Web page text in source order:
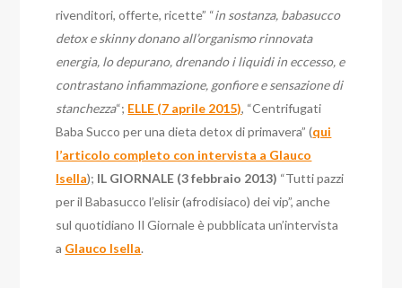
rivenditori, offerte, ricette” “in sostanza, babasucco
detox e skinny donano all’organismo rinnovata
energia, lo depurano, drenando i liquidi in eccesso, e
contrastano infiammazione, gonfiore e sensazione di
stanchezza“; ELLE (7 aprile 2015), “Centrifugati
Baba Succo per una dieta detox di primavera” (qui
l’articolo completo con intervista a Glauco
Isella); IL GIORNALE (3 febbraio 2013) “Tutti pazzi
per il Babasucco l’elisir (afrodisiaco) dei vip”, anche
sul quotidiano Il Giornale è pubblicata un’intervista
a Glauco Isella.